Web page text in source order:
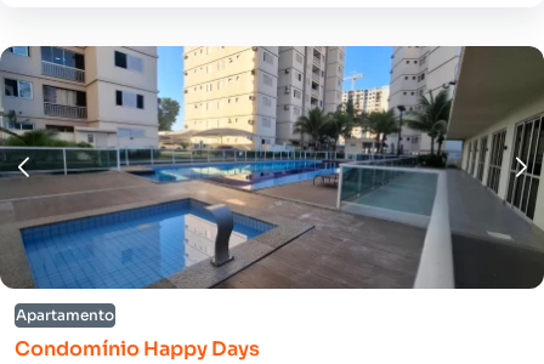
Apartamento
Condomínio Happy Days